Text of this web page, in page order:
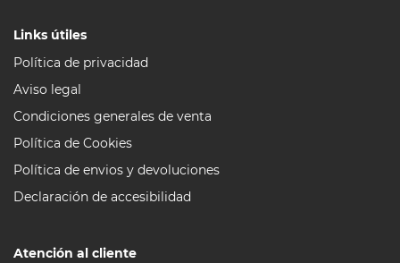
Links útiles
Política de privacidad
Aviso legal
Condiciones generales de venta
Política de Cookies
Política de envios y devoluciones
Declaración de accesibilidad
Atención al cliente